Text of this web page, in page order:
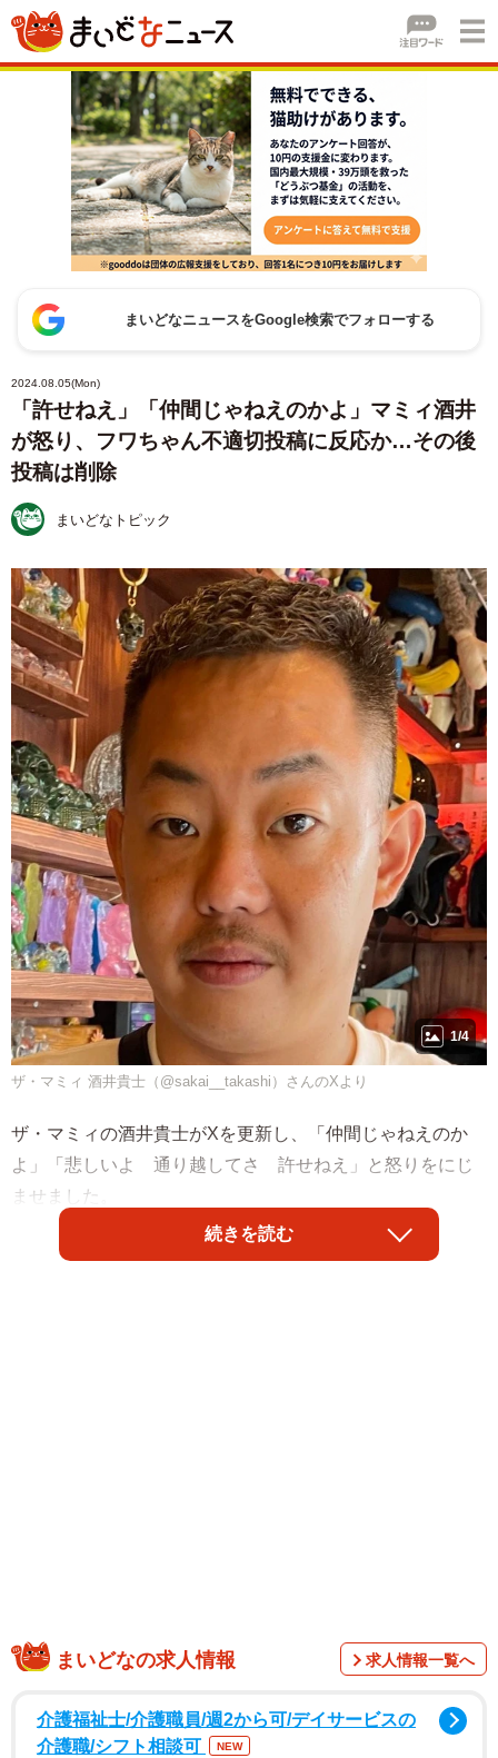
まいどなニュースをGoogle検索でフォローする
2024.08.05(Mon)
「許せねえ」「仲間じゃねえのかよ」マミィ酒井
が怒り、フワちゃん不適切投稿に反応か…その後
投稿は削除
まいどなトピック
1/4
ザ・マミィ 酒井貴士（@sakai__takashi）さんのXより
ザ・マミィの酒井貴士がXを更新し、「仲間じゃねえのか
よ」「悲しいよ 通り越してさ 許せねえ」と怒りをにじ
ませました。
フワちゃんがやす子に対して不適切投稿したスクリーンシ
SNS上に出回ったのは、やす子が2日、Xに「やす子オリン
続きを読む
まいどなの求人情報 求人情報一覧へ
介護福祉士/介護職員/週2から可/デイサービスの
介護職/シフト相談可
NEW